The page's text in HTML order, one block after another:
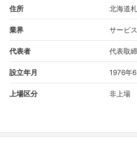
住所 北海道
業界 サービ
代表者 代表取
設立年月 1976年6
上場区分 非上場